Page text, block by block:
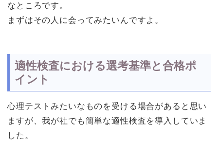
なところです。
まずはその人に会ってみたいんですよ。
適性検査における選考基準と合格ポ
イント
心理テストみたいなものを受ける場合があると思い
ますが、我が社でも簡単な適性検査を導入していま
した。